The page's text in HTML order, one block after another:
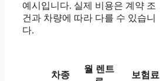
예시입니다. 실제 비용은 계약 조
건과 차량에 따라 다를 수 있습니
다.
차종
월 렌트
보험료